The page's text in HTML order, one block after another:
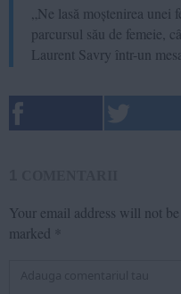
„Ne lasă moștenirea
parcursul său de femeie,
Laurent Savry într-un
Your email address will not be
marked *